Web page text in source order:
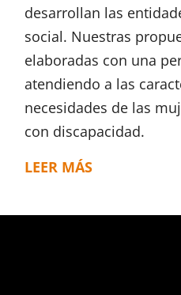
desarrollan las
social. Nuestras
elaboradas con una
atendiendo a las
necesidades de las
con discapacidad.
LEER MÁS